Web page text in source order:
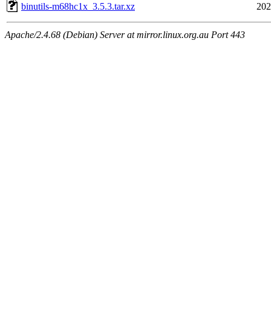
binutils-m68hc1x_3.5.3.tar.xz
Apache/2.4.68 (Debian) Server at mirror.linux.org.au Port 443